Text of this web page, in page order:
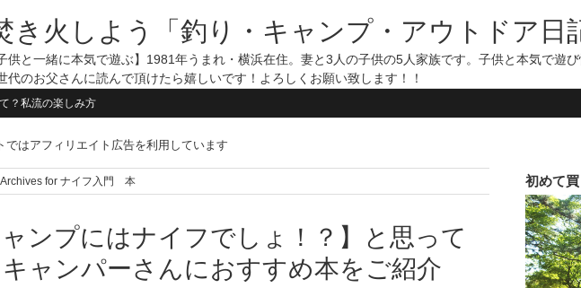
き火しよう「釣り・キャンプ・アウトドア日
供と一緒に本気で遊ぶ】1981年うまれ・横浜在住。妻と3人の子供の5人家族です。子供と本気で遊
代のお父さんに読んで頂けたら嬉しいです！よろしくお願い致します！！
？私流の楽しみ方
ではアフィリエイト広告を利用しています
for ナイフ入門 本
ャンプにはナイフでしょ！？】と思って
ャンパーさんにおすすめ本をご紹介
初めて